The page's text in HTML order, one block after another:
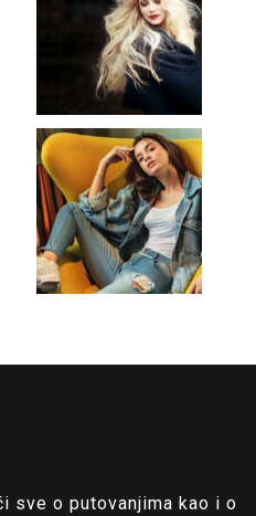
sve o putovanjima kao i o